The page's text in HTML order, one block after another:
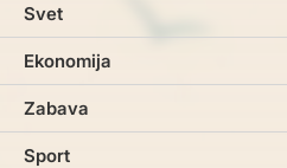
Svet
Ekonomija
Zabava
Sport